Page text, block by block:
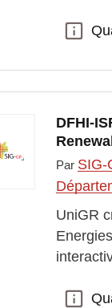
DFHI-
Par SIG-
UniGR